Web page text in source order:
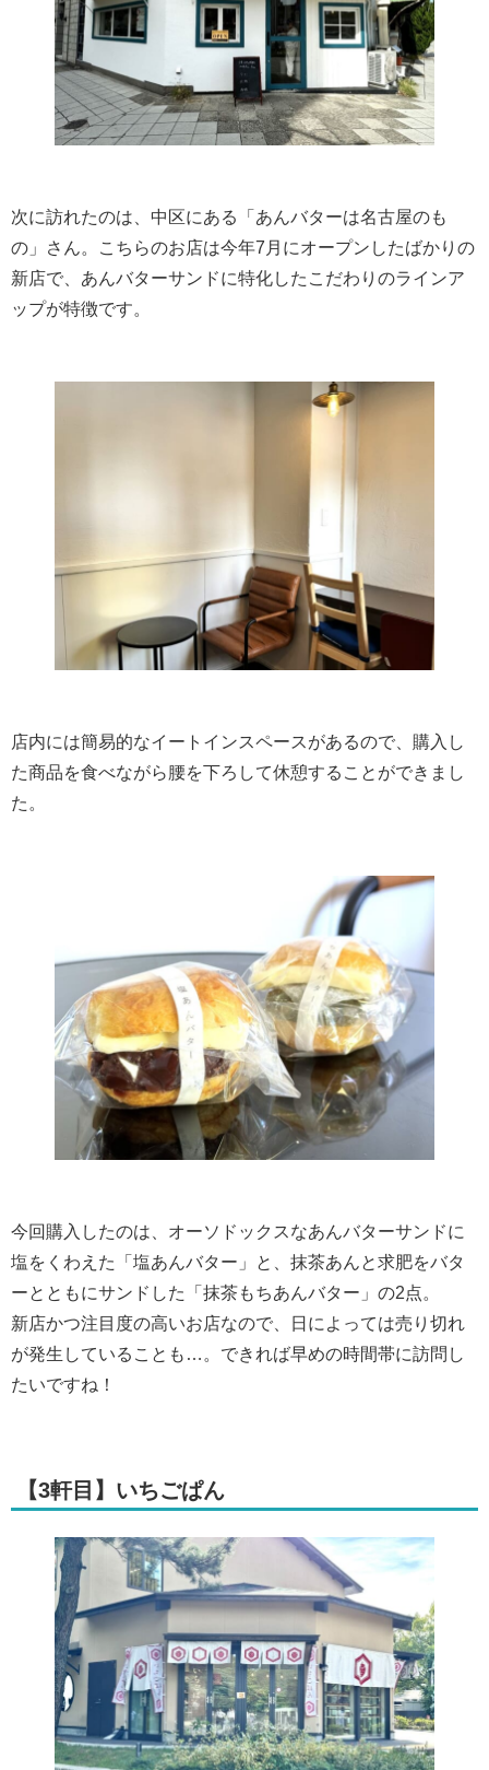
次に訪れたのは、中区にある「あんバターは名古屋のも
の」さん。こちらのお店は今年7月にオープンしたばかりの
新店で、あんバターサンドに特化したこだわりのラインア
ップが特徴です。
店内には簡易的なイートインスペースがあるので、購入し
た商品を食べながら腰を下ろして休憩することができまし
た。
今回購入したのは、オーソドックスなあんバターサンドに
塩をくわえた「塩あんバター」と、抹茶あんと求肥をバタ
ーとともにサンドした「抹茶もちあんバター」の2点。
新店かつ注目度の高いお店なので、日によっては売り切れ
が発生していることも…。できれば早めの時間帯に訪問し
たいですね！
【3軒目】いちごぱん